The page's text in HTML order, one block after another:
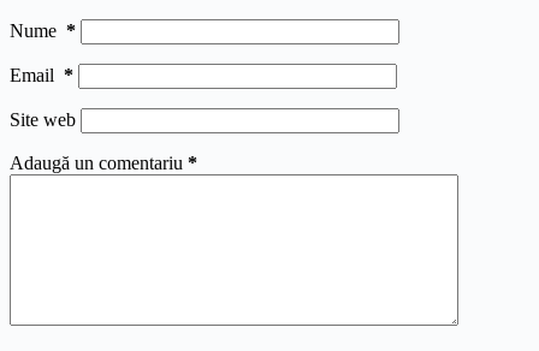
Nume *
Email *
Site web
Adaugă un comentariu *